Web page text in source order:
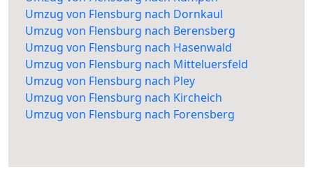
Umzug von Flensburg nach Dornkaul
Umzug von Flensburg nach Berensberg
Umzug von Flensburg nach Hasenwald
Umzug von Flensburg nach Mitteluersfeld
Umzug von Flensburg nach Pley
Umzug von Flensburg nach Kircheich
Umzug von Flensburg nach Forensberg